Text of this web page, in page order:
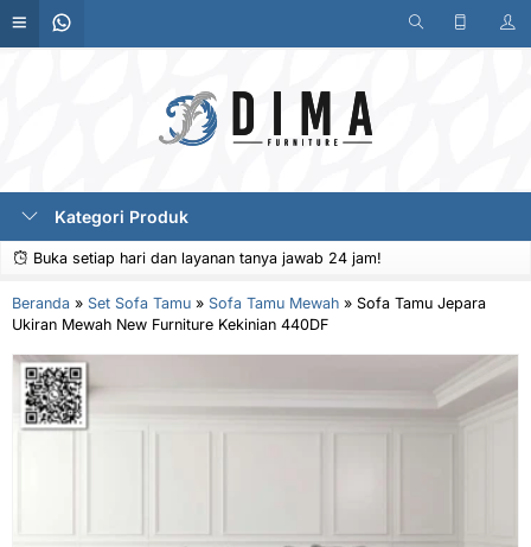
Kategori Produk
Buka setiap hari dan layanan tanya jawab 24 jam!
Beranda » Set Sofa Tamu » Sofa Tamu Mewah » Sofa Tamu Jepara
Ukiran Mewah New Furniture Kekinian 440DF